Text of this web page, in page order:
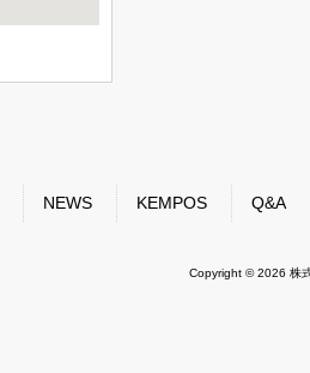
NEWS KEMPOS Q&A
Copyright © 2026 株